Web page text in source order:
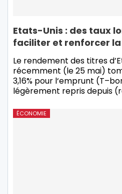
Etats-Unis : des taux
faciliter et renforcer
Le rendement des titres
récemment (le 25 mai)
3,16% pour l‘emprunt
légèrement repris depuis
ÉCONOMIE